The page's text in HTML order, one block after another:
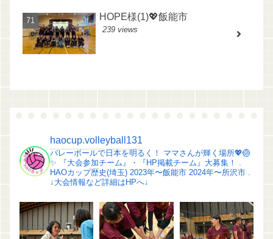
HOPE様(1)💖飯能市
239 views
haocup.volleyball131
バレーボールで日本を明るく！
ママさんが輝く場所💖🏐
✨️ 『大会参加チーム』・『HP掲載チーム』大募集！
.
HAOカップ歴史(埼玉) 2023年〜飯能市 2024年〜所沢市 .
↓大会情報など詳細はHPへ↓